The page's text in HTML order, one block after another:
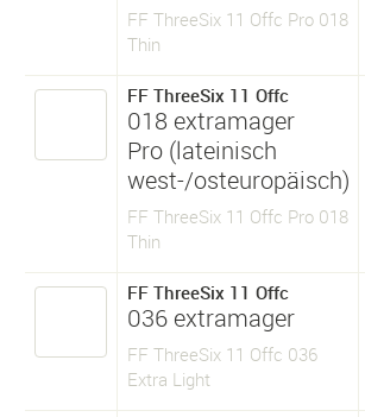
FF ThreeSix 11 Offc Pro 018
Thin
FF ThreeSix 11 Offc
018 extramager
Pro (lateinisch
west-/osteuropäisch)
FF ThreeSix 11 Offc Pro 018
Thin
FF ThreeSix 11 Offc
036 extramager
FF ThreeSix 11 Offc 036
Extra Light